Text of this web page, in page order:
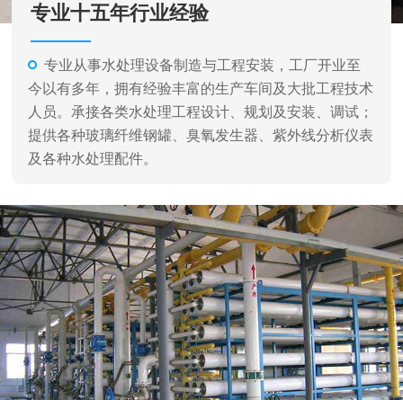
专业十五年行业经验
专业从事水处理设备制造与工程安装，工厂开业至
今以有多年，拥有经验丰富的生产车间及大批工程技术
人员。承接各类水处理工程设计、规划及安装、调试；
提供各种玻璃纤维钢罐、臭氧发生器、紫外线分析仪表
及各种水处理配件。